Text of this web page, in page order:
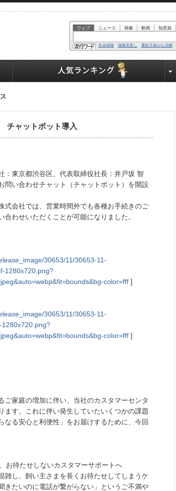
ウェブ ニュース 画像 動画 知恵袋
生命保険 保険見直し 重粒子線がん治療
チャットボット導入
：東京都渋谷区、代表取締役社長：井戸坂 智
問い合わせチャット（チャットボット）を開設
式会社では、営業時間外でも各種お手続きのご
わせいただくことが可能になりました。
30653/11/30653-11-
1280x720.png?
color=fff ]
30653/11/30653-11-
color=fff ]
ご家庭の増加に伴い、当社のカスタマーセンタ
ます。これに伴い発生していたいくつかの課題
なる安心と利便性」をお届けするために、今回
お待たせしないカスタマーサポートへ
雑し、飼い主さまを長くお待たせしてしまうケ
きたいのに電話が繋がらない」というご不満や